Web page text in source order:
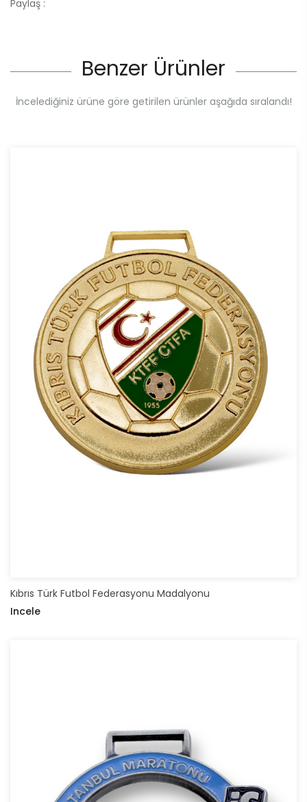
Paylaş :
Benzer Ürünler
İncelediğiniz ürüne göre getirilen ürünler aşağıda sıralandı!
Kıbrıs Türk Futbol Federasyonu Madalyonu
Incele